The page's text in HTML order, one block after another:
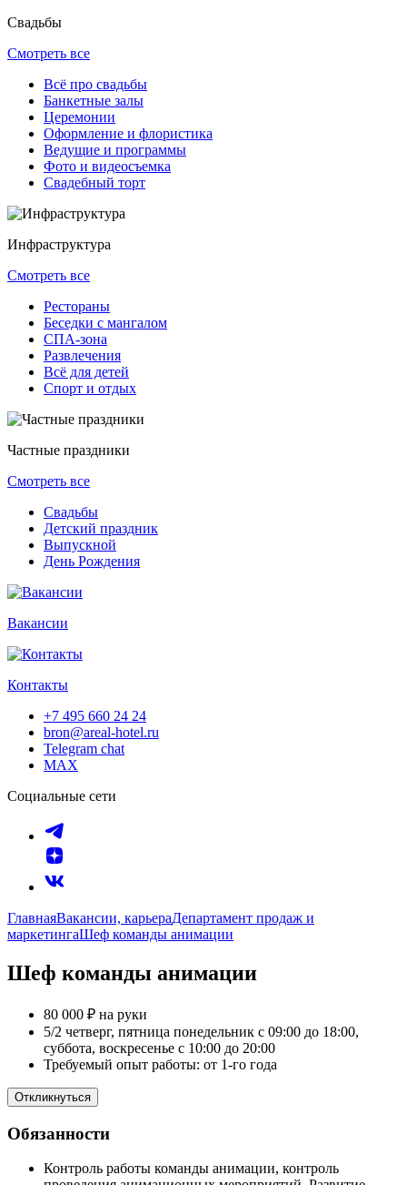
Свадьбы
Смотреть все
Всё про свадьбы
Банкетные залы
Церемонии
Оформление и флористика
Ведущие и программы
Фото и видеосъемка
Свадебный торт
Инфраструктура
Смотреть все
Рестораны
Беседки с мангалом
СПА-зона
Развлечения
Всё для детей
Спорт и отдых
Частные праздники
Смотреть все
Свадьбы
Детский праздник
Выпускной
День Рождения
Вакансии
Контакты
+7 495 660 24 24
bron@areal-hotel.ru
Telegram chat
MAX
Социальные сети
ГлавнаяВакансии, карьераДепартамент продаж и
маркетингаШеф команды анимации
Шеф команды анимации
80 000 ₽ на руки
5/2 четверг, пятница понедельник с 09:00 до 18:00,
суббота, воскресенье с 10:00 до 20:00
Требуемый опыт работы: от 1-го года
Откликнуться
Обязанности
Контроль работы команды анимации, контроль